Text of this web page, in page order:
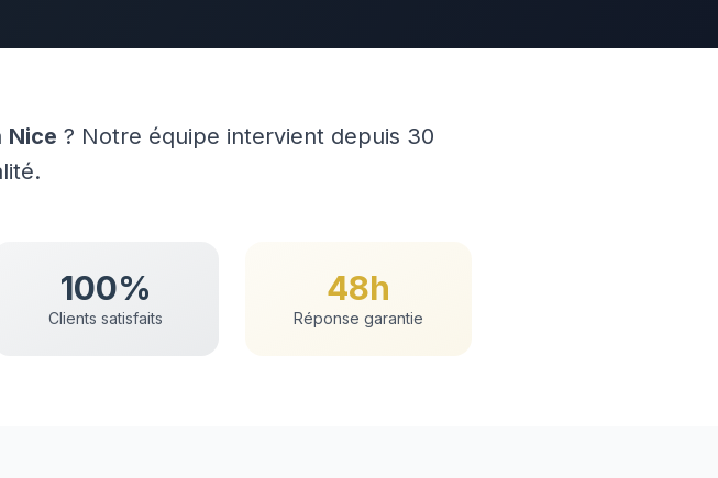
Nice ? Notre équipe intervient depuis 30
100%
Clients satisfaits
48h
Réponse garantie